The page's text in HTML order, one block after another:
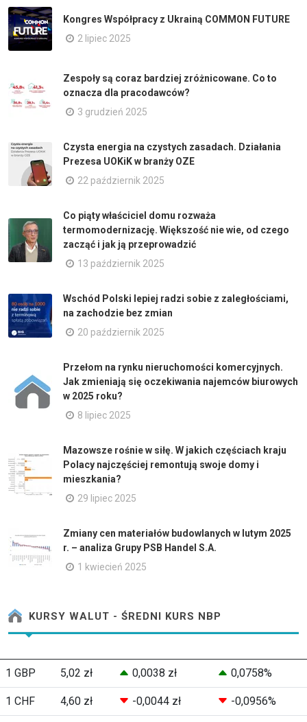
Kongres Współpracy z Ukrainą COMMON FUTURE
2 lipiec 2025
Zespoły są coraz bardziej zróżnicowane. Co to
oznacza dla pracodawców?
3 grudzień 2025
Czysta energia na czystych zasadach. Działania
Prezesa UOKiK w branży OZE
22 październik 2025
Co piąty właściciel domu rozważa
termomodernizację. Większość nie wie, od czego
zacząć i jak ją przeprowadzić
13 październik 2025
Wschód Polski lepiej radzi sobie z zaległościami,
na zachodzie bez zmian
20 październik 2025
Przełom na rynku nieruchomości komercyjnych.
Jak zmieniają się oczekiwania najemców biurowych
w 2025 roku?
8 lipiec 2025
Mazowsze rośnie w siłę. W jakich częściach kraju
Polacy najczęściej remontują swoje domy i
mieszkania?
29 lipiec 2025
Zmiany cen materiałów budowlanych w lutym 2025
r. – analiza Grupy PSB Handel S.A.
1 kwiecień 2025
KURSY WALUT - ŚREDNI KURS NBP
1 GBP 5,02 zł 0,0038 zł 0,0758%
1 CHF 4,60 zł -0,0044 zł -0,0956%